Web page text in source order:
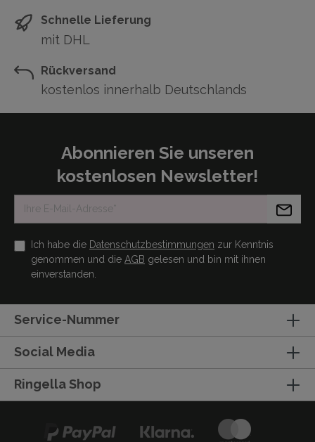
Schnelle Lieferung
mit DHL
Rückversand
kostenlos innerhalb Deutschlands
Abonnieren Sie unseren
kostenlosen Newsletter!
Ich habe die Datenschutzbestimmungen zur Kenntnis
genommen und die AGB gelesen und bin mit ihnen
einverstanden.
Service-Nummer
Social Media
Ringella Shop